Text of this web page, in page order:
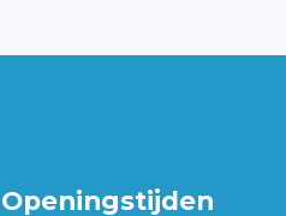
Openingstijden